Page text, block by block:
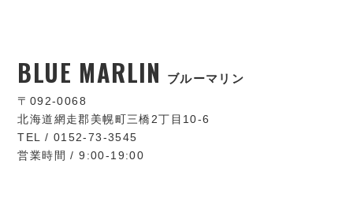
BLUE MARLIN ブルーマリン
〒092-0068
北海道網走郡美幌町三橋2丁目10-6
TEL / 0152-73-3545
営業時間 / 9:00-19:00